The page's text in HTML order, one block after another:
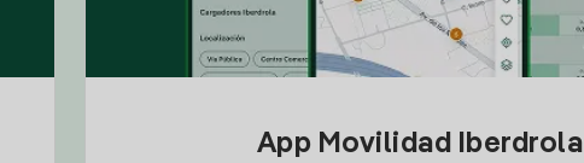
App Movilidad Iberdrola